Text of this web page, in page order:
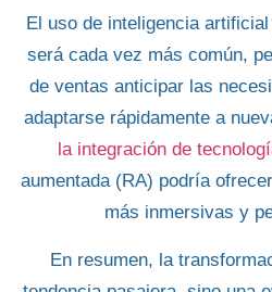
El uso de inteligencia
será cada vez más común,
de ventas anticipar las
adaptarse rápidamente a
la integración de
aumentada (RA) podría
más inmersivas y
En resumen, la